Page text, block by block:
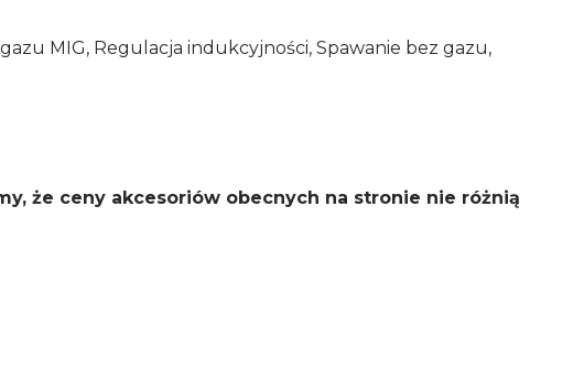
MIG, Regulacja indukcyjności, Spawanie bez gazu,
że ceny akcesoriów obecnych na stronie nie różnią